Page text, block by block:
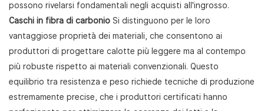
possono rivelarsi fondamentali negli acquisti all'ingrosso.
Caschi in fibra di carbonio Si distinguono per le loro
vantaggiose proprietà dei materiali, che consentono ai
produttori di progettare calotte più leggere ma al contempo
più robuste rispetto ai materiali convenzionali. Questo
equilibrio tra resistenza e peso richiede tecniche di produzione
estremamente precise, che i produttori certificati hanno